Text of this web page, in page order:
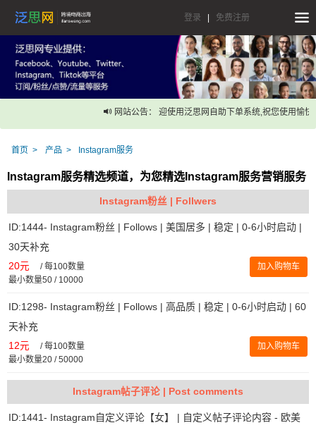
登录 免费注册
网站公告： 迎使用泛思网自助下单系统,祝您使用愉快！
首页 产品 Instagram服务
Instagram服务精选频道，为您精选Instagram服务营销服务
Instagram粉丝 | Follwers
ID:1444- Instagram粉丝 | Follows | 美国居多 | 稳定 | 0-6小时启动 |
30天补充
20元 /每100数量
最小数量50 / 10000
加入购物车
ID:1298- Instagram粉丝 | Follows | 高品质 | 稳定 | 0-6小时启动 | 60
天补充
12元 /每100数量
最小数量20 / 50000
加入购物车
Instagram帖子评论 | Post comments
ID:1441- Instagram自定义评论【女】 | 自定义帖子评论内容 - 欧美